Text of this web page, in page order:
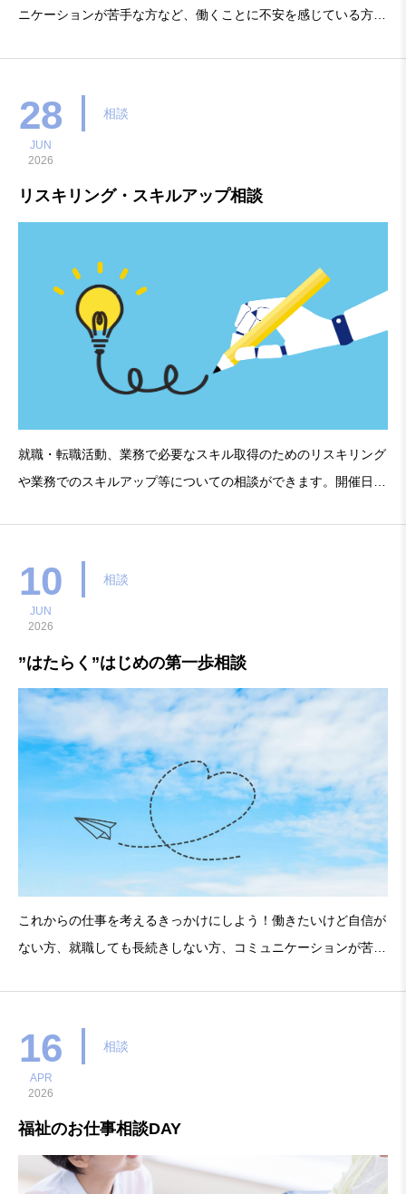
ニケーションが苦手な方など、働くことに不安を感じている方の
理して、今後の仕事を考えるきかっけにしましょう。「あんしん
就
28
JUN
2026
相談
リスキリング・スキルアップ相談
就職・転職活動、業務で必要なスキル取得のためのリスキリング
や業務でのスキルアップ等についての相談ができます。開催日：
ル（ITパスポート資
10
JUN
2026
相談
”はたらく”はじめの第一歩相談
これからの仕事を考えるきっかけにしよう！働きたいけど自信が
ない方、就職しても長続きしない方、コミュニケーションが苦手
経験を振り返り、自分の得意・不得意を整理して、今後の仕事を
16
APR
2026
相談
福祉のお仕事相談DAY